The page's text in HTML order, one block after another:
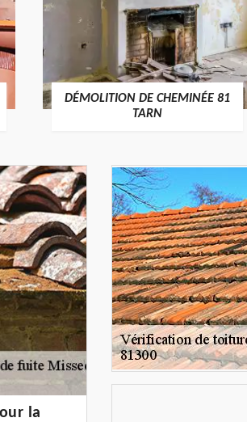
DÉMOLITION DE CHEMINÉE 81
TARN
la